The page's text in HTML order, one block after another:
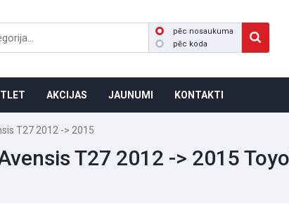
pēc nosaukuma
pēc koda
AKCIJAS JAUNUMI KONTAKTI
T27 2012 -> 2015
T27 2012 -> 2015